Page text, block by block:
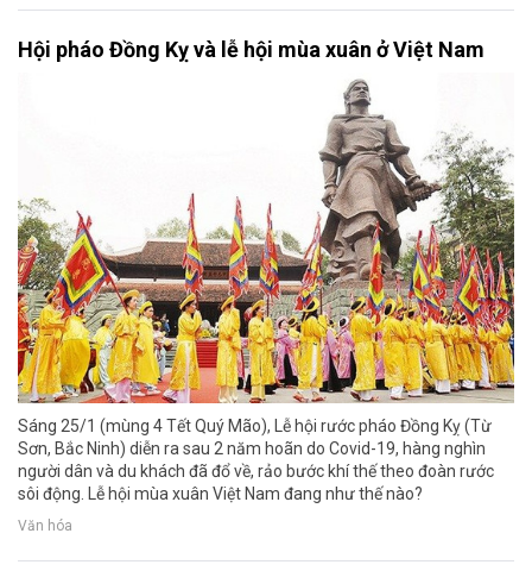
Hội pháo Đồng Kỵ và lễ hội mùa xuân ở Việt Nam
Sáng 25/1 (mùng 4 Tết Quý Mão), Lễ hội rước pháo Đồng Kỵ (Từ
Sơn, Bắc Ninh) diễn ra sau 2 năm hoãn do Covid-19, hàng nghìn
người dân và du khách đã đổ về, rảo bước khí thế theo đoàn rước
sôi động. Lễ hội mùa xuân Việt Nam đang như thế nào?
Văn hóa